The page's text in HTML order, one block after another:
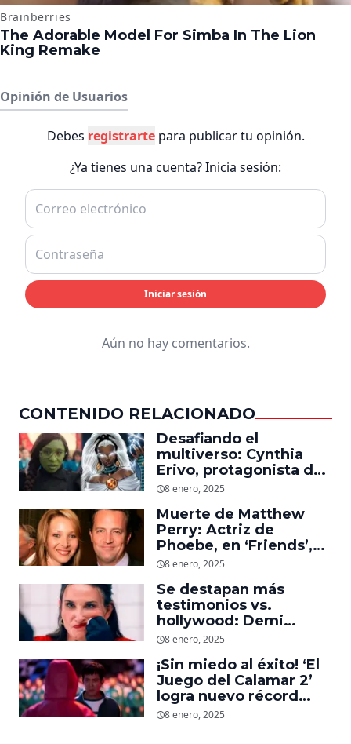
Opinión de Usuarios
Debes registrartepara publicar tu opinión.
¿Ya tienes una cuenta? Inicia sesión:
Iniciar sesión
Aún no hay comentarios.
CONTENIDO RELACIONADO
Desafiando el
multiverso: Cynthia
Erivo, protagonista de
‘Wicked’, quiere ser
8 enero, 2025
Muerte de Matthew
Perry: Actriz de
Phoebe, en ‘Friends’,
descubre un emotivo
dejó
8 enero, 2025
Se destapan más
testimonios vs.
hollywood: Demi
Moore, protagonista de
daño que le hizo la
industria a su cuerpo
8 enero, 2025
¡Sin miedo al éxito! ‘El
Juego del Calamar 2’
logra nuevo récord
mundial en tan solo 11
8 enero, 2025